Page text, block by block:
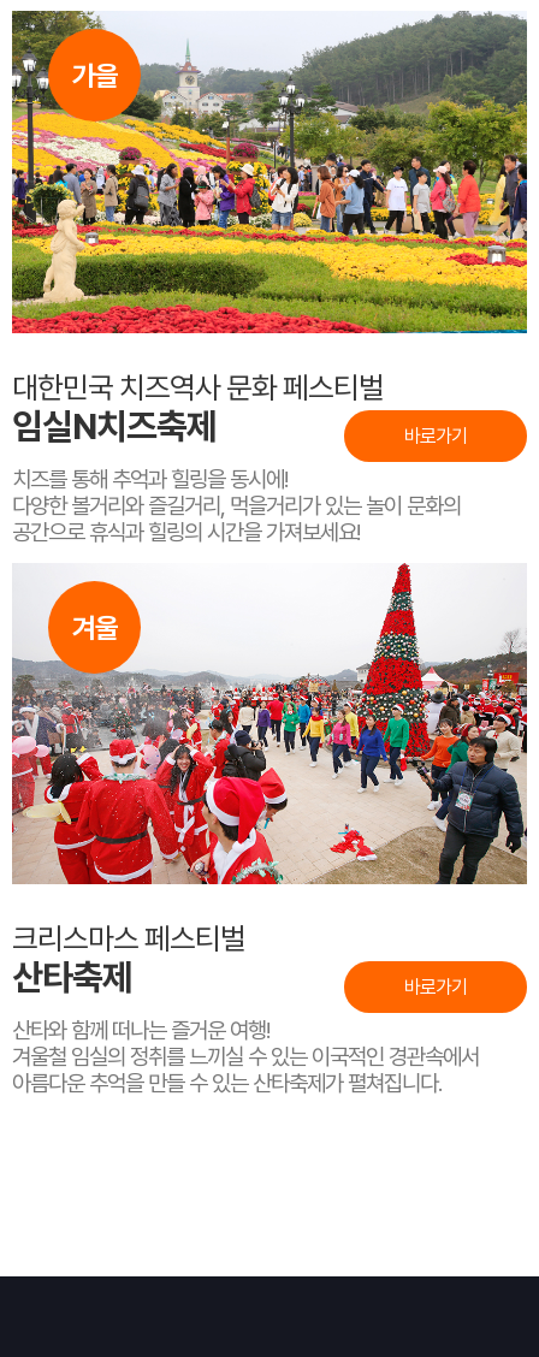
가을
대한민국 치즈역사 문화 페스티벌
임실N치즈축제
치즈를 통해 추억과 힐링을 동시에!
다양한 볼거리와 즐길거리, 먹을거리가 있는 놀이 문화의
공간으로 휴식과 힐링의 시간을 가져보세요!
바로가기
겨울
크리스마스 페스티벌
산타축제
산타와 함께 떠나는 즐거운 여행!
겨울철 임실의 정취를 느끼실 수 있는 이국적인 경관속에서
아름다운 추억을 만들 수 있는 산타축제가 펼쳐집니다.
바로가기